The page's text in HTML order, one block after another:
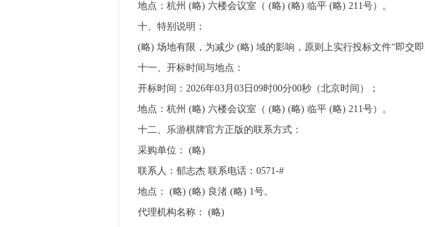
地点：杭州 (略) 六楼会议室（ (略) (略) 临平 (略) 211号）。
十、特别说明：
(略) 场地有限，为减少 (略) 域的影响，原则上实行投标文件“即交
十一、开标时间与地点：
开标时间：2026年03月03日09时00分00秒（北京时间）；
地点：杭州 (略) 六楼会议室（ (略) (略) 临平 (略) 211号）。
十二、乐游棋牌官方正版的联系方式：
采购单位： (略)
联系人：郁志杰 联系电话：0571-#
地点： (略) (略) 良渚 (略) 1号。
代理机构名称： (略)